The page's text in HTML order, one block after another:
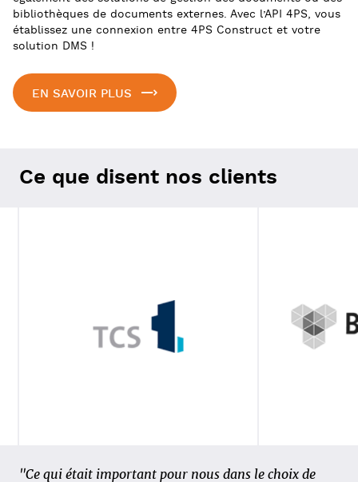
bibliothèques de documents externes. Avec l’API 4PS, vous
établissez une connexion entre 4PS Construct et votre
solution DMS !
EN SAVOIR PLUS
Ce que disent nos clients
« Cinq entreprises ayant chacune leur propre
"Ce qui était important pour nous dans le choix de